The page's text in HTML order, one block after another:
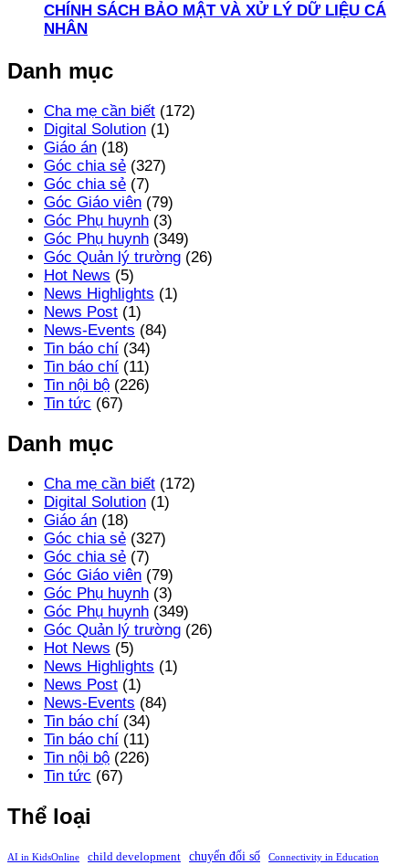
CHÍNH SÁCH BẢO MẬT VÀ XỬ LÝ DỮ LIỆU CÁ
NHÂN
Danh mục
Cha mẹ cần biết (172)
Digital Solution (1)
Giáo án (18)
Góc chia sẻ (327)
Góc chia sẻ (7)
Góc Giáo viên (79)
Góc Phụ huynh (3)
Góc Phụ huynh (349)
Góc Quản lý trường (26)
Hot News (5)
News Highlights (1)
News Post (1)
News-Events (84)
Tin báo chí (34)
Tin báo chí (11)
Tin nội bộ (226)
Tin tức (67)
Danh mục
Cha mẹ cần biết (172)
Digital Solution (1)
Giáo án (18)
Góc chia sẻ (327)
Góc chia sẻ (7)
Góc Giáo viên (79)
Góc Phụ huynh (3)
Góc Phụ huynh (349)
Góc Quản lý trường (26)
Hot News (5)
News Highlights (1)
News Post (1)
News-Events (84)
Tin báo chí (34)
Tin báo chí (11)
Tin nội bộ (226)
Tin tức (67)
Thể loại
AI in KidsOnline child development chuyển đổi số
Connectivity in Education